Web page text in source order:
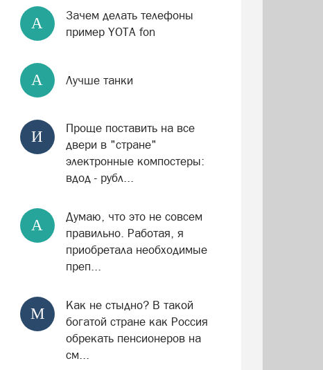
А
Зачем делать телефоны
пример YOTA fon
А Лучше танки
И
Проще поставить на все
двери в "стране"
электронные компостеры:
вдод - рубл...
А
Думаю, что это не совсем
правильно. Работая, я
приобретала необходимые
преп...
М
Как не стыдно? В такой
богатой стране как Россия
обрекать пенсионеров на
см...